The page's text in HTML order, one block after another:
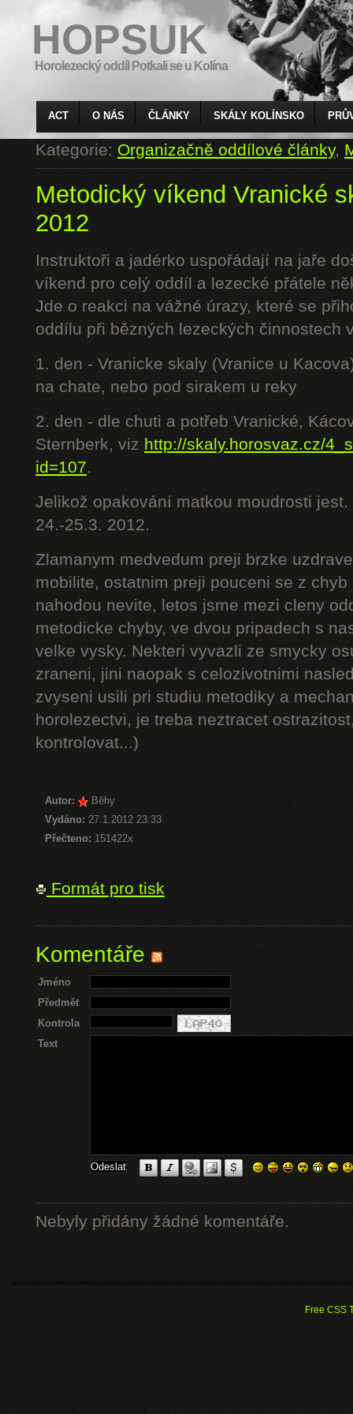
HOPSUK
Horolezecký oddíl Potkali se u Kolína
ACT O NÁS ČLÁNKY SKÁLY KOLÍNSKO
Kategorie:Organizačně oddílové články,
Metodický víkend Vranické
2012
Instruktoři a jadérko uspořádají na jaře
víkend pro celý oddíl a lezecké přátele
Jde o reakci na vážné úrazy, které se
oddílu při bězných lezeckých činnostech
1. den - Vranicke skaly (Vranice u
na chate, nebo pod sirakem u reky
2. den - dle chuti a potřeb Vranické,
Sternberk, viz http://skaly.horosvaz.cz/
id=107.
Jelikož opakování matkou moudrosti
24.-25.3. 2012.
Zlamanym medvedum preji brzke
mobilite, ostatnim preji pouceni se z
nahodou nevite, letos jsme mezi cleny
metodicke chyby, ve dvou pripadech s
velke vysky. Nekteri vyvazli ze smycky
zraneni, jini naopak s celozivotnimi
zvyseni usili pri studiu metodiky a
horolezectvi, je treba neztracet
kontrolovat...)
Autor:
Běhy
Vydáno: 27.1.2012 23:33
Přečteno: 151422x
Formát pro tisk
Komentáře
Jméno
Předmět
Kontrola
Text
Nebyly přidány žádné komentáře.
Free CSS